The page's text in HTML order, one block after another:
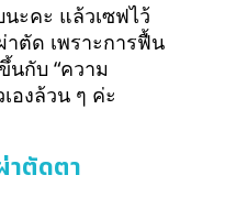
ะคะ แล้วเซฟไว้
ตัด เพราะการฟื้น
กับ “ความ
องล้วน ๆ ค่ะ
าตัดตา